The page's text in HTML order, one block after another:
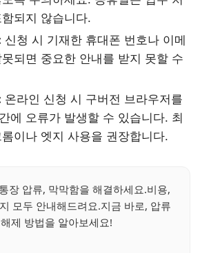
되지 않습니다.
신청 시 기재한 휴대폰 번호나 이메
되면 중요한 안내를 받지 못할 수
온라인 신청 시 구버전 브라우저를
에 오류가 발생할 수 있습니다. 최
이나 엣지 사용을 권장합니다.
통장 압류, 막막함을 해결하세요.비용,
모두 안내해드려요.지금 바로, 압류
해제 방법을 알아보세요!